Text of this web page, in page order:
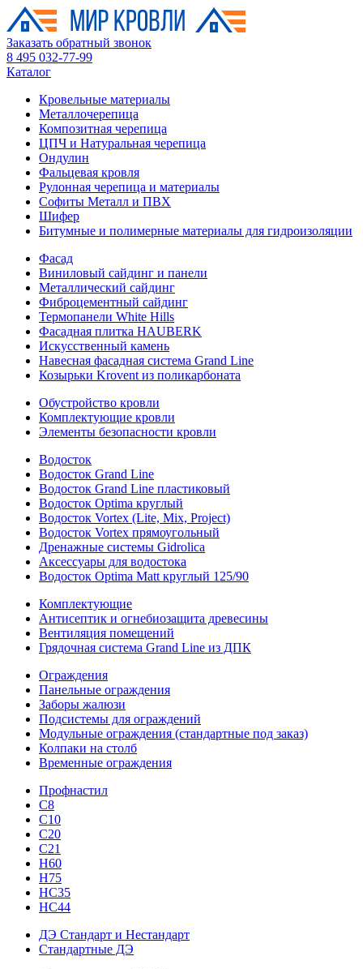
Заказать обратный звонок
8 495 032-77-99
Каталог
Кровельные материалы
Металлочерепица
Композитная черепица
ЦПЧ и Натуральная черепица
Ондулин
Фальцевая кровля
Рулонная черепица и материалы
Софиты Металл и ПВХ
Шифер
Битумные и полимерные материалы для гидроизоляции
Фасад
Виниловый сайдинг и панели
Металлический сайдинг
Фиброцементный сайдинг
Термопанели White Hills
Фасадная плитка HAUBERK
Искусственный камень
Навесная фасадная система Grand Line
Козырьки Krovent из поликарбоната
Обустройство кровли
Комплектующие кровли
Элементы безопасности кровли
Водосток
Водосток Grand Line
Водосток Grand Line пластиковый
Водосток Optima круглый
Водосток Vortex (Lite, Mix, Project)
Водосток Vortex прямоугольный
Дренажные системы Gidrolica
Аксессуары для водостока
Водосток Optima Matt круглый 125/90
Комплектующие
Антисептик и огнебиозащита древесины
Вентиляция помещений
Грядочная система Grand Line из ДПК
Ограждения
Панельные ограждения
Заборы жалюзи
Подсистемы для ограждений
Модульные ограждения (стандартные под заказ)
Колпаки на столб
Временные ограждения
Профнастил
С8
С10
С20
С21
H60
H75
HС35
НС44
ДЭ Стандарт и Нестандарт
Стандартные ДЭ